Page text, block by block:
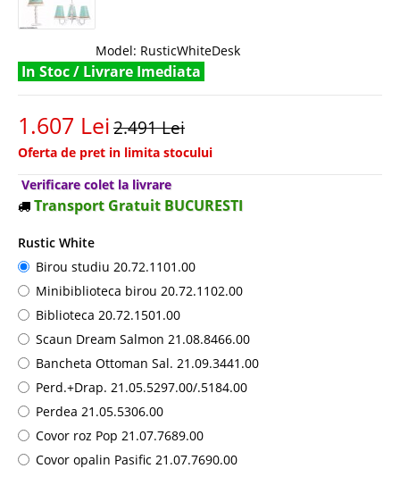
Model: RusticWhiteDesk
In Stoc / Livrare Imediata
1.607 Lei2.491 Lei
Oferta de pret in limita stocului
Verificare colet la livrare
Transport Gratuit BUCURESTI
Rustic White
Birou studiu 20.72.1101.00
Minibiblioteca birou 20.72.1102.00
Biblioteca 20.72.1501.00
Scaun Dream Salmon 21.08.8466.00
Bancheta Ottoman Sal. 21.09.3441.00
Perd.+Drap. 21.05.5297.00/.5184.00
Perdea 21.05.5306.00
Covor roz Pop 21.07.7689.00
Covor opalin Pasific 21.07.7690.00